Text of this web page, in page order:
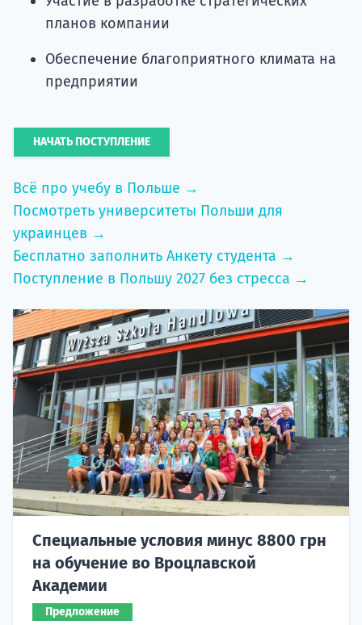
планов компании
Обеспечение благоприятного климата на
предприятии
НАЧАТЬ ПОСТУПЛЕНИЕ
Всё про учебу в Польше →
Посмотреть университеты Польши для
украинцев →
Бесплатно заполнить Анкету студента →
Поступление в Польшу 2027 без стресса →
Специальные условия минус 8800 грн
на обучение во Вроцлавской
Академии
Предложение